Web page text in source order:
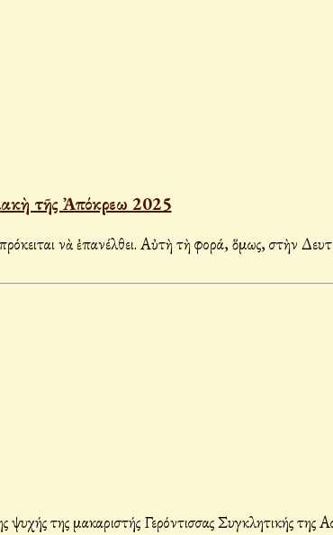
Χρυσοστόμου γιὰ τὴν Κυριακὴ τῆς Ἀπόκρεω 2025
νὰ ἐπανέλθει. Αὐτὴ τὴ φορά, ὅμως, στὴν